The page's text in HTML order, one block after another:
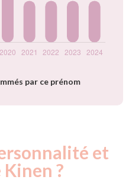
par ce prénom
et
?